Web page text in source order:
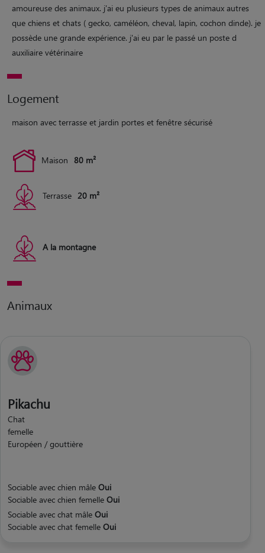
amoureuse des animaux. j'ai eu plusieurs types de animaux autres
que chiens et chats ( gecko, caméléon, cheval, lapin, cochon dinde). je
possède une grande expérience. j'ai eu par le passé un poste d
auxiliaire vétérinaire
Logement
maison avec terrasse et jardin portes et fenêtre sécurisé
Maison 80 m²
Terrasse 20 m²
A la montagne
Animaux
Pikachu
Chat
femelle
Européen / gouttière
Sociable avec chien mâle Oui
Sociable avec chien femelle Oui
Sociable avec chat mâle Oui
Sociable avec chat femelle Oui